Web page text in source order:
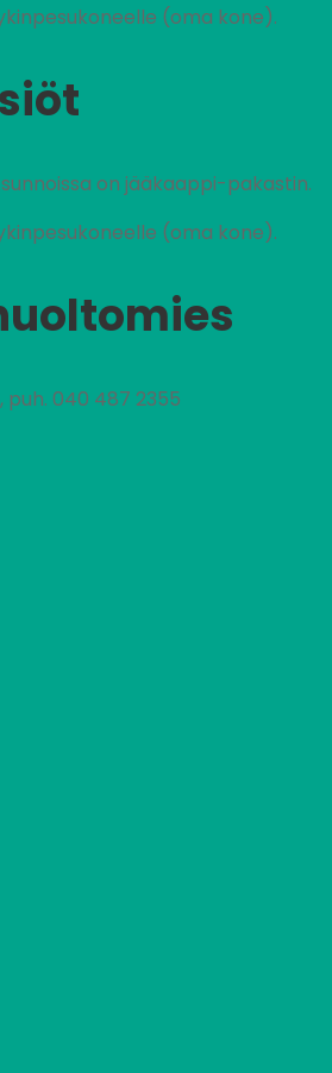
(oma kone).
on jääkaappi-pakastin.
(oma kone).
040 487 2355